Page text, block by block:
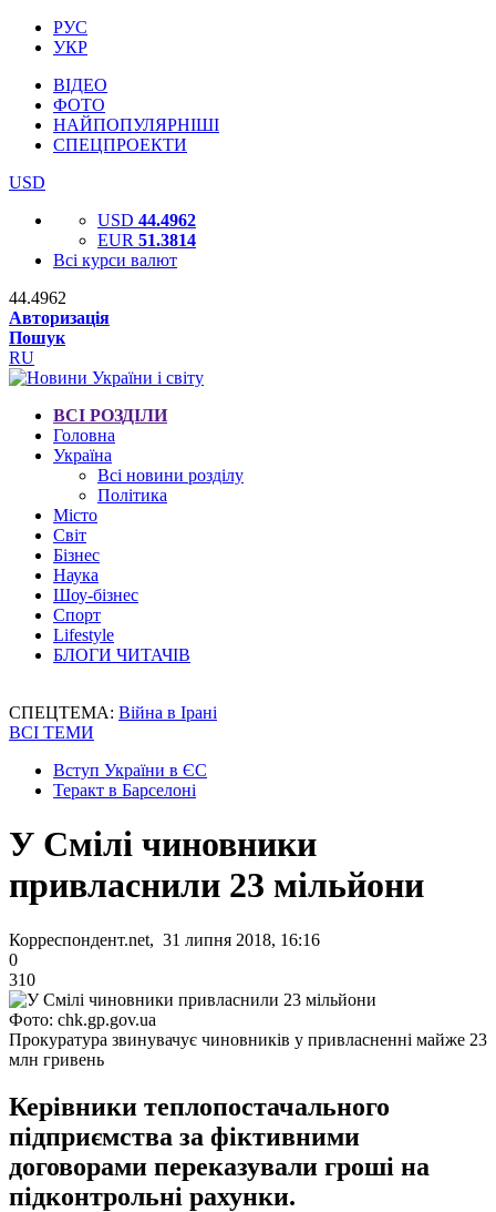
РУС
УКР
ВІДЕО
ФОТО
НАЙПОПУЛЯРНІШІ
СПЕЦПРОЕКТИ
USD
USD 44.4962
EUR 51.3814
Всі курси валют
44.4962
Авторизація
Пошук
RU
ВСІ РОЗДІЛИ
Головна
Україна
Всі новини розділу
Політика
Місто
Світ
Бізнес
Наука
Шоу-бізнес
Спорт
Lifestyle
БЛОГИ ЧИТАЧІВ
СПЕЦТЕМА: Війна в Ірані
ВСІ ТЕМИ
Вступ України в ЄС
Теракт в Барселоні
У Смілі чиновники
привласнили 23 мільйони
Корреспондент.net, 31 липня 2018, 16:16
0
310
Фото: chk.gp.gov.ua
Прокуратура звинувачує чиновників у привласненні майже 23
млн гривень
Керівники теплопостачального
підприємства за фіктивними
договорами переказували гроші на
підконтрольні рахунки.